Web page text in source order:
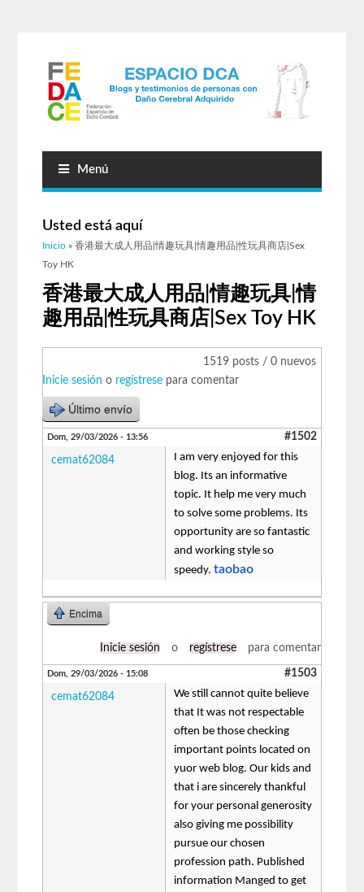
Menú
Usted está aquí
Inicio » 香港最大成人用品|情趣玩具|情趣用品|性玩具商店|Sex
Toy HK
香港最大成人用品|情趣玩具|情
趣用品|性玩具商店|Sex Toy HK
1519 posts / 0 nuevos
Inicie sesión o regístrese para comentar
Último envío
Dom, 29/03/2026 - 13:56 #1502
cemat62084
I am very enjoyed for this
blog. Its an informative
topic. It help me very much
to solve some problems. Its
opportunity are so fantastic
and working style so
speedy.taobao
Encima
Inicie sesión o regístrese para comentar
Dom, 29/03/2026 - 15:08 #1503
cemat62084
We still cannot quite believe
that It was not respectable
often be those checking
important points located on
yuor web blog. Our kids and
that i are sincerely thankful
for your personal generosity
also giving me possibility
pursue our chosen
profession path. Published
information Manged to get